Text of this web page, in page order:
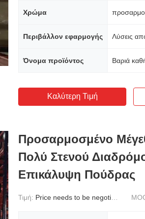
Χρώμα
Περιβάλλον εφαρμογής
Όνομα προϊόντος Βαριά
Καλύτερη Τιμή
Προσαρμοσμένο
Πολύ Στενού
Επικάλυψη Πούδρας
Τιμή: Price needs to be negotiated